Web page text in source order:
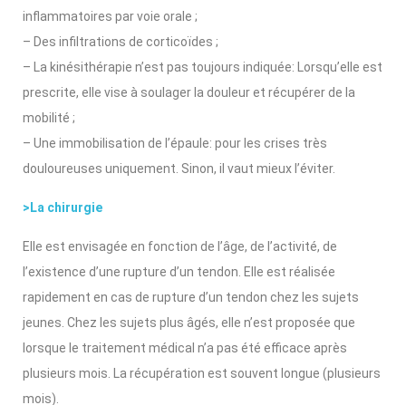
inflammatoires par voie orale ;
– Des infiltrations de corticoïdes ;
– La kinésithérapie n’est pas toujours indiquée: Lorsqu’elle est
prescrite, elle vise à soulager la douleur et récupérer de la
mobilité ;
– Une immobilisation de l’épaule: pour les crises très
douloureuses uniquement. Sinon, il vaut mieux l’éviter.
>La chirurgie
Elle est envisagée en fonction de l’âge, de l’activité, de
l’existence d’une rupture d’un tendon. Elle est réalisée
rapidement en cas de rupture d’un tendon chez les sujets
jeunes. Chez les sujets plus âgés, elle n’est proposée que
lorsque le traitement médical n’a pas été efficace après
plusieurs mois. La récupération est souvent longue (plusieurs
mois).